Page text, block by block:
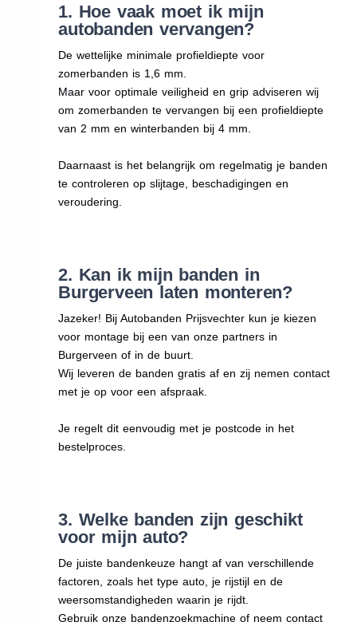
1. Hoe vaak moet ik mijn
autobanden vervangen?
De wettelijke minimale profieldiepte voor
zomerbanden is 1,6 mm.
Maar voor optimale veiligheid en grip adviseren wij
om zomerbanden te vervangen bij een profieldiepte
van 2 mm en winterbanden bij 4 mm.
Daarnaast is het belangrijk om regelmatig je banden
te controleren op slijtage, beschadigingen en
veroudering.
2. Kan ik mijn banden in
Burgerveen laten monteren?
Jazeker! Bij Autobanden Prijsvechter kun je kiezen
voor montage bij een van onze partners in
Burgerveen of in de buurt.
Wij leveren de banden gratis af en zij nemen contact
met je op voor een afspraak.
Je regelt dit eenvoudig met je postcode in het
bestelproces.
3. Welke banden zijn geschikt
voor mijn auto?
De juiste bandenkeuze hangt af van verschillende
factoren, zoals het type auto, je rijstijl en de
weersomstandigheden waarin je rijdt.
Gebruik onze bandenzoekmachine of neem contact